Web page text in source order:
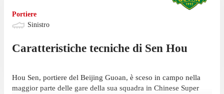
Portiere
Sinistro
Caratteristiche tecniche di Sen Hou
Hou Sen, portiere del Beijing Guoan, è sceso in campo nella
maggior parte delle gare della sua squadra in Chinese Super